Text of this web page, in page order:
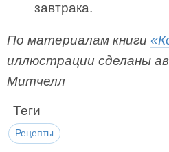
завтрака.
По материалам книги
иллюстрации сделаны
Митчелл
Теги
Рецепты